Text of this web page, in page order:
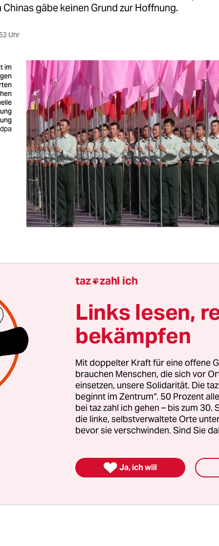
gäbe keinen Grund zur Hoffnung.
Uhr
im
, mit der sich der ins deutsche Exil
Friedenspreis bedankt hat
Fragen auf.
Brücke geben zwischen Liaos radikalem
Imperium „auseinanderbrechen“ müsse
Politik, die mit dem Anspruch auf realistische
folgt aus Liaos Verurteilung der florierenden
„des Westens“ mit China eine
Staaten die chinesischen Demokraten
könnten?
taz zahl ich
Links lesen,
bekämpfen
Mit doppelter Kraft für eine offene
brauchen Menschen, die sich vor
einsetzen, unsere Solidarität. Die
beginnt im Zentrum“. 50 Prozent
bei taz zahl ich gehen – bis zum
die linke, selbstverwaltete Orte
bevor sie verschwinden. Sind Sie
 Ja, ich will